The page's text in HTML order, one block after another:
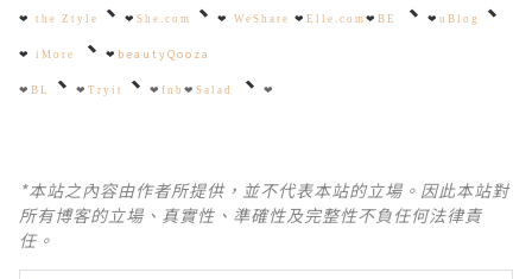
❤ the Ztyle 、 ❤ She.com 、 ❤ WeShare ❤ Elle.com ❤ BE 、 ❤ uBlog 、
❤ iMore 、 ❤ beautyQooza
❤ BL 、 ❤ Tryit 、 ❤ fnb ❤ Salad 、 ❤
*本站之內容由作者所提供，並不代表本站的立場。因此本站對
所有博客的立場、真實性、準確性及完整性不負任何法律責
任。